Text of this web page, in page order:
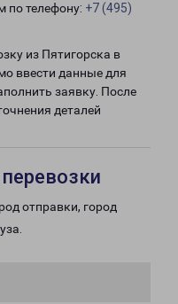
по телефону: +7 (495)
из Пятигорска в
ввести данные для
заявку. После
деталей
отправки, город